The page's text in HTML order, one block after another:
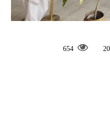
654